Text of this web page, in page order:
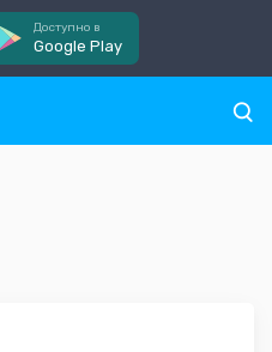
Доступно в
Google Play